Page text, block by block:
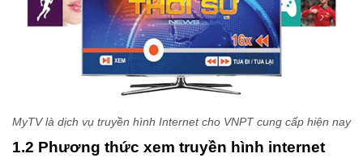
MyTV là dịch vụ truyền hình Internet cho VNPT cung cấp hiện nay
1.2 Phương thức xem truyền hình internet